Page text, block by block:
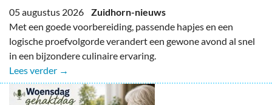
05 augustus 2026 Zuidhorn-nieuws
Met een goede voorbereiding, passende hapjes en een
logische proefvolgorde verandert een gewone avond al snel
in een bijzondere culinaire ervaring.
Lees verder →